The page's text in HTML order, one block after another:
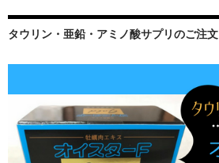
タウリン・亜鉛・アミノ酸サプリのご注文